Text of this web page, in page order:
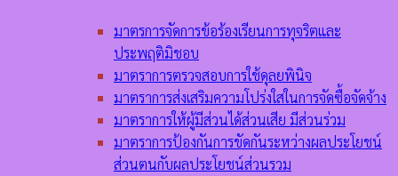
มาตรการจัดการข้อร้องเรียนการทุจริตและ
ประพฤติมิชอบ
มาตราการตรวจสอบการใช้ดุลยพินิจ
มาตราการส่งเสริมความโปร่งใสในการจัดซื้อจัดจ้าง
มาตราการให้ผู้มีส่วนได้ส่วนเสีย มีส่วนร่วม
มาตราการป้องกันการขัดกันระหว่างผลประโยชน์
ส่วนตนกับผลประโยชน์ส่วนรวม